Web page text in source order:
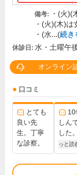
備考:
・(火)(
・(火)(木)は
・(水...(続き
休診日: 水・土曜午
オンライン
口コミ
とても
良い先
生。丁寧
な診察。
しん
した
っと読